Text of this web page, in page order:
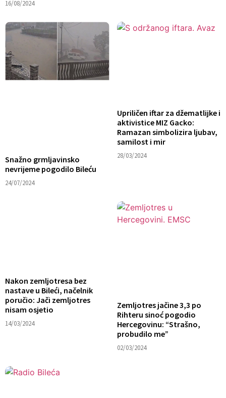
16/08/2024
Snažno grmljavinsko
nevrijeme pogodilo Bileću
24/07/2024
Upriličen iftar za džematlijke i
aktivistice MIZ Gacko:
Ramazan simbolizira ljubav,
samilost i mir
28/03/2024
Nakon zemljotresa bez
nastave u Bileći, načelnik
poručio: Jači zemljotres
nisam osjetio
14/03/2024
Zemljotres jačine 3,3 po
Rihteru sinoć pogodio
Hercegovinu: “Strašno,
probudilo me”
02/03/2024